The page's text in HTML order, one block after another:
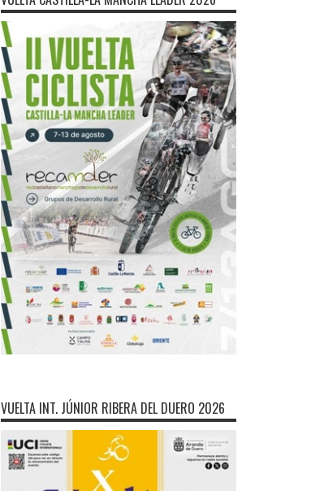
VUELTA INT. JÚNIOR RIBERA DEL DUERO 2026